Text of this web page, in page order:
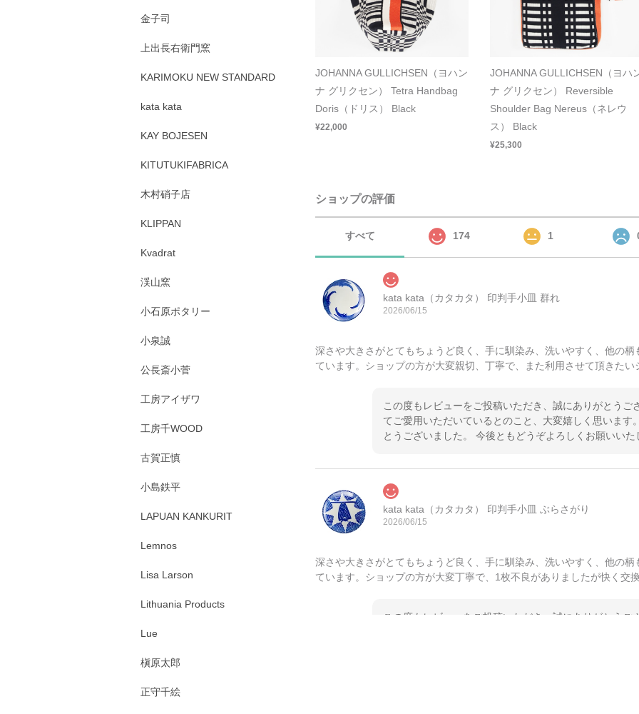
JOHANNA GULLICHSEN（ヨハン
ナ グリクセン） Tetra Handbag
Doris（ドリス） Black
¥22,000
JOHANNA GULLICHSEN（ヨハ
ナ グリクセン） Reversible
Shoulder Bag Nereus（ネレウ
ス） Black
¥25,300
ショップの評価
すべて 174 1
kata kata（カタカタ） 印判手小皿 群れ
2026/06/15
深さや大きさがとてもちょうど良く、手に馴染み、洗いやすく、他の
ています。ショップの方が大変親切、丁寧で、また利用させて頂きたい
この度もレビューをご投稿いただき、誠にありがとうご
てご愛用いただいているとのこと、大変嬉しく思います
とうございました。 今後ともどうぞよろしくお願いいた
kata kata（カタカタ） 印判手小皿 ぶらさがり
2026/06/15
深さや大きさがとてもちょうど良く、手に馴染み、洗いやすく、他の
ています。ショップの方が大変丁寧で、1枚不良がありましたが快く交
この度もレビューをご投稿いただき、誠にありがとう
金子司
上出長右衛門窯
KARIMOKU NEW STANDARD
kata kata
KAY BOJESEN
KITUTUKIFABRICA
木村硝子店
KLIPPAN
Kvadrat
渓山窯
小石原ポタリー
小泉誠
公長斎小菅
工房アイザワ
工房千WOOD
古賀正慎
小島鉄平
LAPUAN KANKURIT
Lemnos
Lisa Larson
Lithuania Products
Lue
槇原太郎
正守千絵